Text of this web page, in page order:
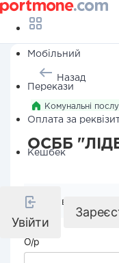
Мобільний
Перекази
Оплата за
Кешбек
Увійти
Назад
Комунальні
ОСББ
Реквізити
О/р